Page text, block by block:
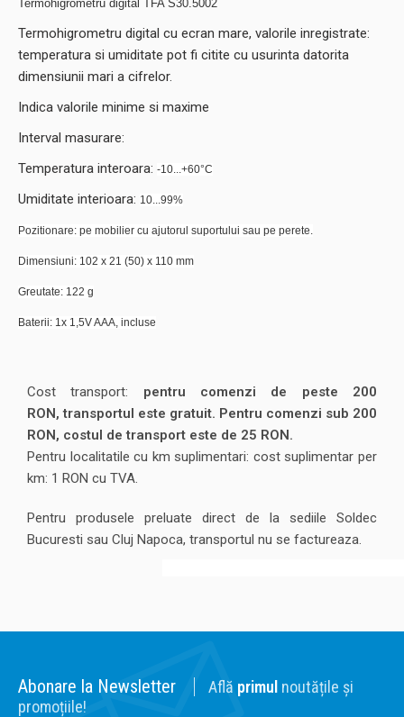
Termohigrometru digital TFA S30.5002
Termohigrometru digital cu ecran mare, valorile inregistrate:
temperatura si umiditate pot fi citite cu usurinta datorita
dimensiunii mari a cifrelor.
Indica valorile minime si maxime
Interval masurare:
Temperatura interoara: -10...+60°C
Umiditate interioara: 10...99%
Pozitionare: pe mobilier cu ajutorul suportului sau pe perete.
​Dimensiuni: 102 x 21 (50) x 110 mm
Greutate: 122 g
​Baterii: 1x 1,5V AAA, incluse
Cost transport: pentru comenzi de peste 200
RON, transportul este gratuit. Pentru comenzi sub 200
RON, costul de transport este de 25 RON.
Pentru localitatile cu km suplimentari: cost suplimentar per
km: 1 RON cu TVA.
Pentru produsele preluate direct de la sediile Soldec
Bucuresti sau Cluj Napoca, transportul nu se factureaza.
Abonare la Newsletter Află primul noutățile și
promoțiile!